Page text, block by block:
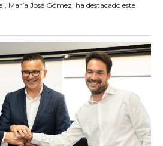
María José Gómez, ha destacado este